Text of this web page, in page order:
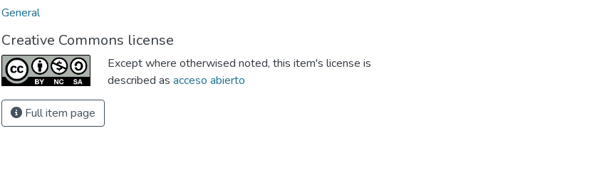
General
Creative Commons license
Except where otherwised noted, this item's license is
described as acceso abierto
Full item page